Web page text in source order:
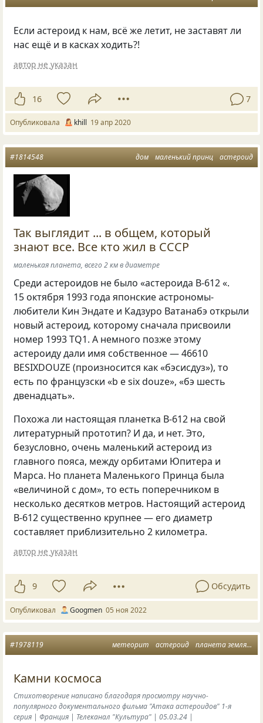
Если астероид к нам, всё же летит, не заставят ли
нас ещё и в касках ходить?!
автор не указан
16 7
Опубликовала khill 19 апр 2020
дом маленький принц астероид
#1814548
Так выглядит ... в общем, который
знают все. Все кто жил в СССР
маленькая планета, всего 2 км в диаметре
Среди астероидов не было «астероида B-612 «.
15 октября 1993 года японские астрономы-
любители Кин Эндате и Кадзуро Ватанабэ открыли
новый астероид, которому сначала присвоили
номер 1993 TQ1. А немного позже этому
астероиду дали имя собственное — 46610
BESIXDOUZE (произносится как «бэсисдуз»), то
есть по французски «b е six douze», «бэ шесть
двенадцать».
Похожа ли настоящая планетка B-612 на свой
литературный прототип? И да, и нет. Это,
безусловно, очень маленький астероид из
главного пояса, между орбитами Юпитера и
Марса. Но планета Маленького Принца была
«величиной с дом», то есть поперечником в
несколько десятков метров. Настоящий астероид
B-612 существенно крупнее — его диаметр
составляет приблизительно 2 километра.
автор не указан
9 Обсудить
Опубликовал Googmen 05 ноя 2022
метеорит астероид планета земля
#1978119
Камни космоса
Стихотворение написано благодаря просмотру научно-
популярного документального фильма "Атака астероидов" 1-я
серия | Франция | Телеканал "Культура" | 05.03.24 |